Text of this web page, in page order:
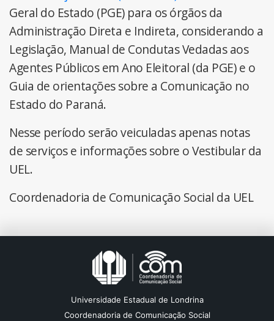
Geral do Estado (PGE) para os órgãos da
Administração Direta e Indireta, considerando a
Legislação, Manual de Condutas Vedadas aos
Agentes Públicos em Ano Eleitoral (da PGE) e o
Guia de orientações sobre a Comunicação no
Estado do Paraná.
Nesse período serão veiculadas apenas notas
de serviços e informações sobre o Vestibular da
UEL.
Coordenadoria de Comunicação Social da UEL
Universidade Estadual de Londrina
Coordenadoria de Comunicação Social